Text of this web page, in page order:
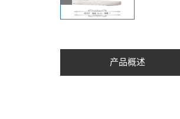
产品概述